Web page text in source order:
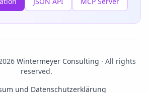
Wintermeyer Consulting · All rights
reserved.
und Datenschutzerklärung